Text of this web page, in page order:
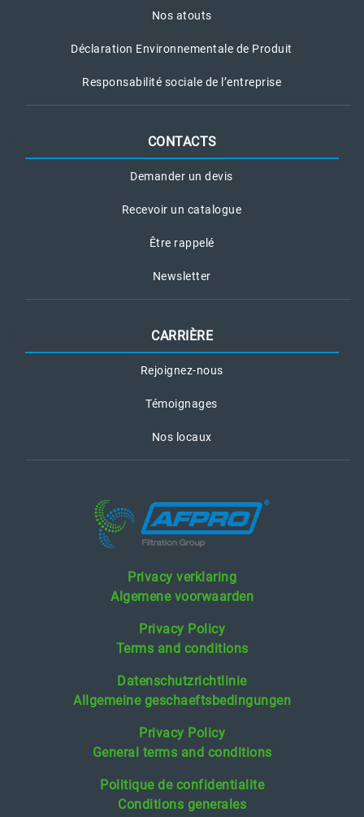
Nos atouts
Déclaration Environnementale de Produit
Responsabilité sociale de l’entreprise
CONTACTS
Demander un devis
Recevoir un catalogue
Être rappelé
Newsletter
CARRIÈRE
Rejoignez-nous
Témoignages
Nos locaux
Privacy verklaring
Algemene voorwaarden
Privacy Policy
Terms and conditions
Datenschutzrichtlinie
Allgemeine geschaeftsbedingungen
Privacy Policy
General terms and conditions
Politique de confidentialite
Conditions generales